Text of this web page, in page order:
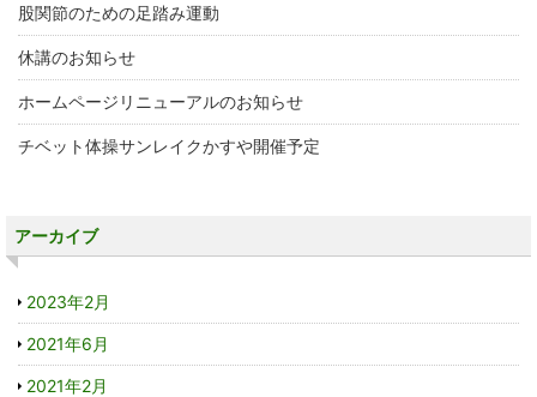
股関節のための足踏み運動
休講のお知らせ
ホームページリニューアルのお知らせ
チベット体操サンレイクかすや開催予定
アーカイブ
2023年2月
2021年6月
2021年2月